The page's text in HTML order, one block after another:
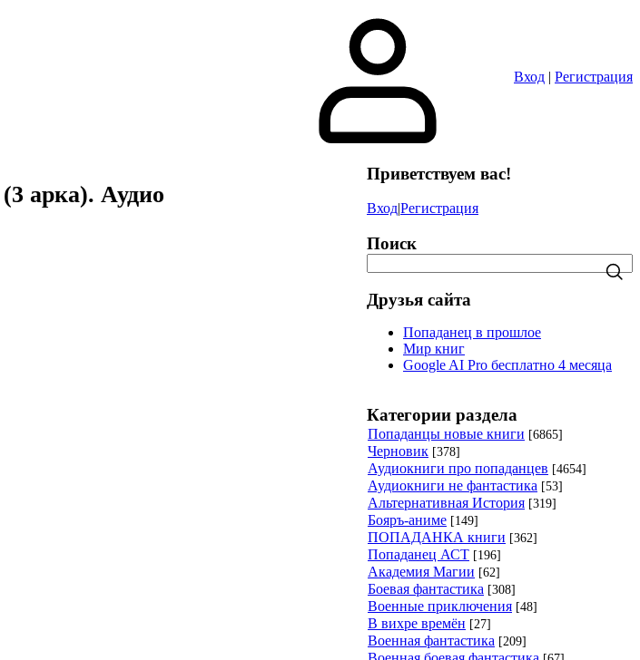
Вход | Регистрация
арка). Аудио
Приветствуем вас!
Вход|Регистрация
Поиск
Друзья сайта
Попаданец в прошлое
Мир книг
Google AI Pro бесплатно 4 месяца
Категории раздела
Попаданцы новые книги [6865]
Черновик [378]
Аудиокниги про попаданцев [4654]
Аудиокниги не фантастика [53]
Альтернативная История [319]
Бояръ-аниме [149]
ПОПАДАНКА книги [362]
Попаданец АСТ [196]
Академия Магии [62]
Боевая фантастика [308]
Военные приключения [48]
В вихре времён [27]
Военная фантастика [209]